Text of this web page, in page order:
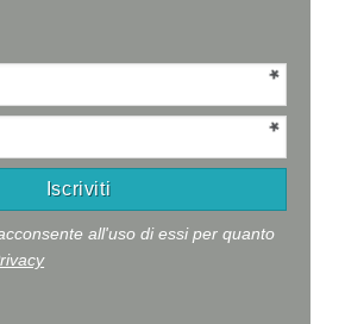
all'uso di essi per quanto